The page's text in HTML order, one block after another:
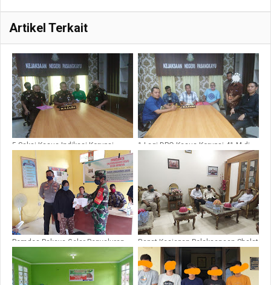
Artikel Terkait
5 Saksi Kasus Indikasi Korupsi
Sewa Eskavator Kembalikan
Kerugian Negara, Kejari
Pasangkayu : Kami Akan Terus
Mendalami Kasus Ini
1 Lagi DPO Kasus Korupsi 41 M di
Tahan, Kajari Pasangkayu : Kami
Akan Langsung Menyerahkannya
ke Kejari Mamuju
Pemdes Pakava Gelar Penyaluran
BLT Tahap III Kepada Masyarakat
Desa Pakava Sebanyak 173 KK,
Tetap Patuhi Protokoler Kesehatan
Rapat Kesiapan Pelaksanaan Shalat
Idul Adha Dipimpin Langsung Bupati
Pasangkayu